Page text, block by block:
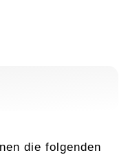
die folgenden